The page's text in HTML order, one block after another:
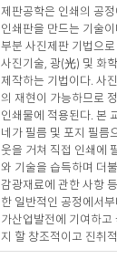
제판공학은 인쇄의 공
인쇄판을 만드는 기술
부분 사진제판 기법으
사진기술, 광(光) 및 화
제작하는 기법이다. 사
의 재현이 가능하므로
인쇄물에 적용된다. 본
네가 필름 및 포지 필름
웃을 거쳐 직접 인쇄에
와 기술을 습득하며 더
감광재료에 관한 사항
한 일반적인 공정에서
가산업발전에 기여하
지 할 창조적이고 진취